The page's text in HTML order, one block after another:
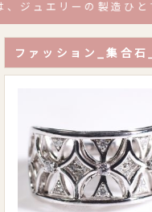
ュエリーの製造ひと
ファッション_集合